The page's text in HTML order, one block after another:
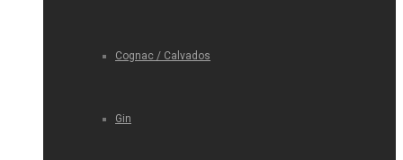
Cognac / Calvados
Gin